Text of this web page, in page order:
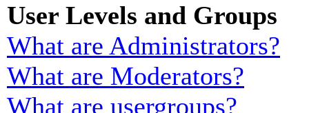
User Levels and Groups
What are Administrators?
What are Moderators?
What are usergroups?